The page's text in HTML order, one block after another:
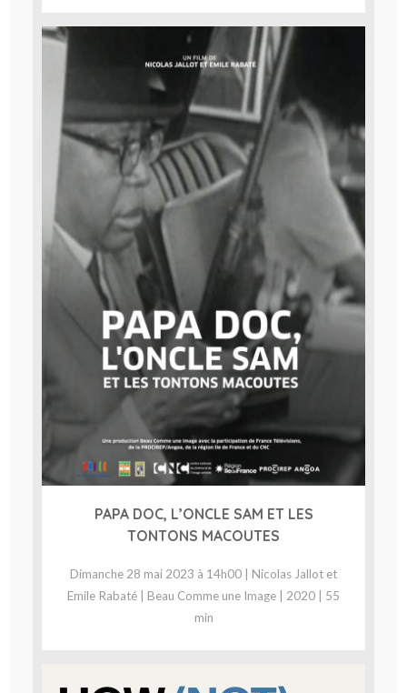
PAPA DOC, L’ONCLE SAM ET LES
TONTONS MACOUTES
Dimanche 28 mai 2023 à 14h00 | Nicolas Jallot et
Emile Rabaté | Beau Comme une Image | 2020 | 55
min